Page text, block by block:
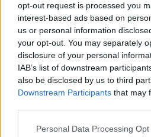
opt-out request is processed you
interest-based ads based on
us or personal information
your opt-out. You may separately
disclosure of your personal
IAB’s list of downstream
also be disclosed by us to third
Downstream Participants that may
Personal Data Processing
Ryby totiž dokázaly řešit úkol v
lišilo od jejich přirozeného světa.
Navíc musely překonat i další
vodě a ve vzduchu šíří odlišně,
novým podmínkám rychle